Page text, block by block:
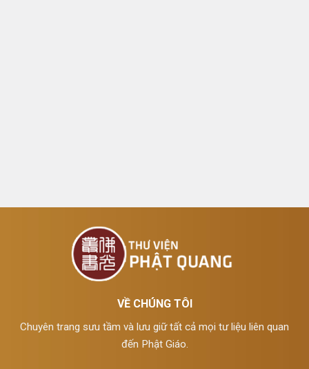
VỀ CHÚNG TÔI
Chuyên trang sưu tầm và lưu giữ tất cả mọi tư liệu liên quan
đến Phật Giáo.